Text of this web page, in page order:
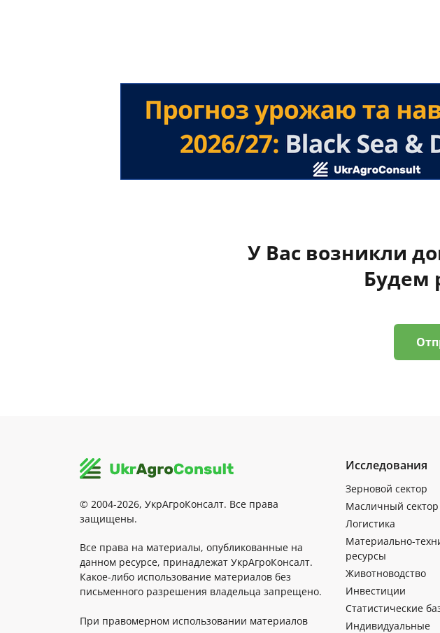
У Вас возникли
Будем
© 2004-2026, УкрАгроКонсалт. Все права
защищены.
Все права на материалы, опубликованные на
данном ресурсе, принадлежат УкрАгроКонсалт.
Какое-либо использование материалов без
письменного разрешения владельца запрещено.
При правомерном использовании материалов
Исследования
Зерновой сектор
Масличный сектор
Логистика
Материально-
ресурсы
Животноводство
Инвестиции
Статистические
Индивидуальные